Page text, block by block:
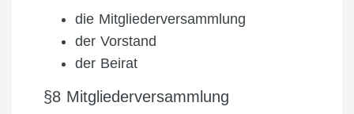
die Mitgliederversammlung
der Vorstand
der Beirat
§8 Mitgliederversammlung